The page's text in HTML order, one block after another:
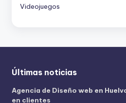
Videojuegos
Últimas noticias
Agencia de Diseño web en
en clientes